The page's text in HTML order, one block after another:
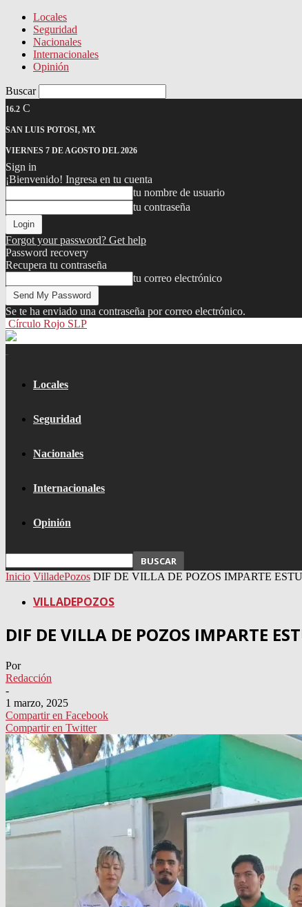
Locales
Seguridad
Nacionales
Internacionales
Opinión
Buscar
16.2 C
SAN LUIS POTOSI, MX
VIERNES 7 DE AGOSTO DEL 2026
Sign in
¡Bienvenido! Ingresa en tu cuenta
tu nombre de usuario
tu contraseña
Forgot your password? Get help
Password recovery
Recupera tu contraseña
tu correo electrónico
Se te ha enviado una contraseña por correo electrónico.
Círculo Rojo SLP
Locales
Seguridad
Nacionales
Internacionales
Opinión
Inicio VilladePozos DIF DE VILLA DE POZOS IMPARTE
VILLADEPOZOS
DIF DE VILLA DE POZOS IMPARTE
Por
Redacción
-
1 marzo, 2025
Compartir en Facebook
Compartir en Twitter